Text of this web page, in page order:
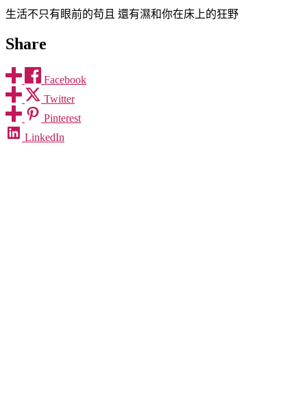
生活不只有眼前的苟且 還有濕和你在床上的狂野
Share
Facebook
Twitter
Pinterest
LinkedIn